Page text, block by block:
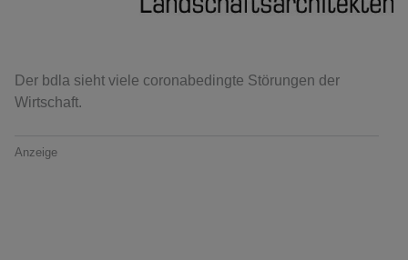
Der bdla sieht viele coronabedingte Störungen der
Wirtschaft.
Anzeige